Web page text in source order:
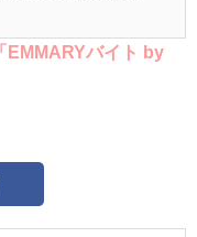
EMMARYバイト by